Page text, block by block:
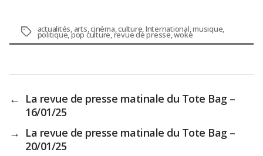
Étiquettes
actualités, arts,cinéma,culture,International,musique,
politique,pop culture,revue de presse,woke
← La revue de presse matinale du Tote Bag –
16/01/25
→ La revue de presse matinale du Tote Bag –
20/01/25